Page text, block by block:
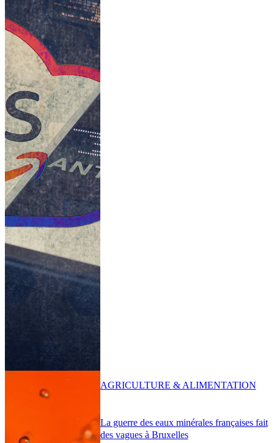
La guerre des eaux minérales françaises fait
des vagues à Bruxelles
AGRICULTURE & ALIMENTATION